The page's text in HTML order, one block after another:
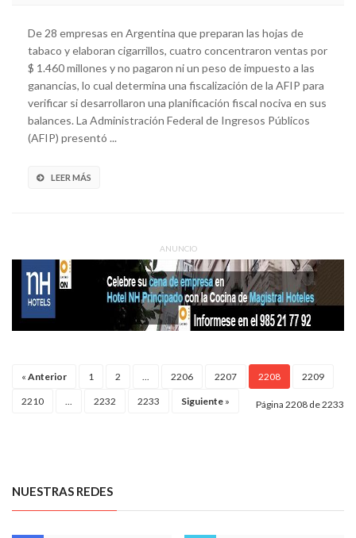
De 28 empresas en Argentina que preparan las hojas de
tabaco y elaboran cigarrillos, cuatro concentraron ventas por
$ 1.460 millones y no pagaron ni un peso de impuesto a las
ganancias, lo cual determina una fiscalización de la AFIP para
verificar si desarrollaron una planificación fiscal nociva en sus
balances. La Administración Federal de Ingresos Públicos
(AFIP) presentó ...
LEER MÁS
ANUNCIO
« Anterior 1 2 2206 2207 2208 2209
2210 2232 2233 Siguiente » Página 2208 de 2233
NUESTRAS REDES